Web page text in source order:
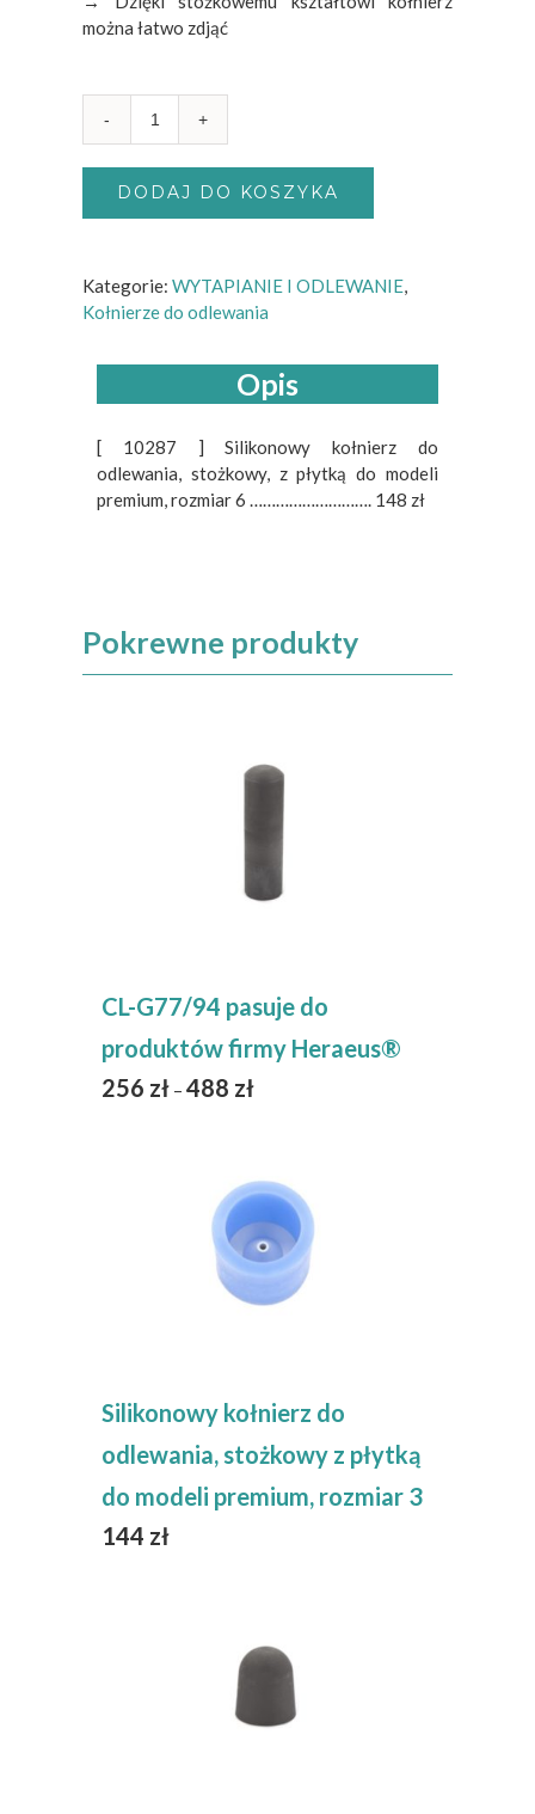
można łatwo zdjąć
DODAJ DO KOSZYKA
Kategorie: WYTAPIANIE I ODLEWANIE,
Kołnierze do odlewania
Opis
[ 10287 ] Silikonowy kołnierz do
odlewania, stożkowy, z płytką do modeli
premium, rozmiar 6 ………………………. 148 zł
Pokrewne produkty
CL-G77/94 pasuje do
produktów firmy Heraeus®
256 zł – 488 zł
Silikonowy kołnierz do
odlewania, stożkowy z płytką
do modeli premium, rozmiar 3
144 zł